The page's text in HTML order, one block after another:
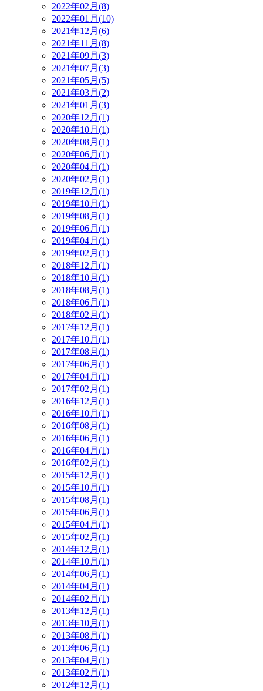
2022年02月(8)
2022年01月(10)
2021年12月(6)
2021年11月(8)
2021年09月(3)
2021年07月(3)
2021年05月(5)
2021年03月(2)
2021年01月(3)
2020年12月(1)
2020年10月(1)
2020年08月(1)
2020年06月(1)
2020年04月(1)
2020年02月(1)
2019年12月(1)
2019年10月(1)
2019年08月(1)
2019年06月(1)
2019年04月(1)
2019年02月(1)
2018年12月(1)
2018年10月(1)
2018年08月(1)
2018年06月(1)
2018年02月(1)
2017年12月(1)
2017年10月(1)
2017年08月(1)
2017年06月(1)
2017年04月(1)
2017年02月(1)
2016年12月(1)
2016年10月(1)
2016年08月(1)
2016年06月(1)
2016年04月(1)
2016年02月(1)
2015年12月(1)
2015年10月(1)
2015年08月(1)
2015年06月(1)
2015年04月(1)
2015年02月(1)
2014年12月(1)
2014年10月(1)
2014年06月(1)
2014年04月(1)
2014年02月(1)
2013年12月(1)
2013年10月(1)
2013年08月(1)
2013年06月(1)
2013年04月(1)
2013年02月(1)
2012年12月(1)